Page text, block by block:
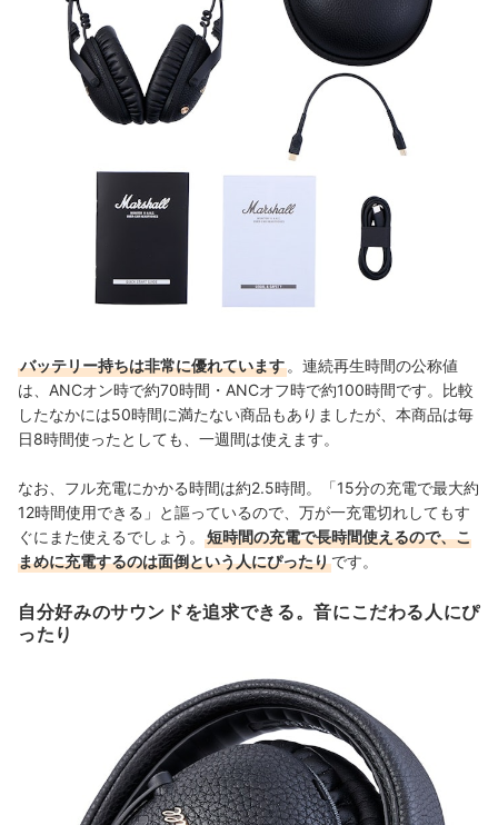
バッテリー持ちは非常に優れています 。連続再生時間の公称値
は、ANCオン時で約70時間・ANCオフ時で約100時間です。比較
したなかには50時間に満たない商品もありましたが、本商品は毎
日8時間使ったとしても、一週間は使えます。
なお、フル充電にかかる時間は約2.5時間。「15分の充電で最大約
12時間使用できる」と謳っているので、万が一充電切れしてもす
ぐにまた使えるでしょう。
短時間の充電で長時間使えるので、こ
まめに充電するのは面倒という人にぴったりです。
自分好みのサウンドを追求できる。音にこだわる人にぴ
ったり